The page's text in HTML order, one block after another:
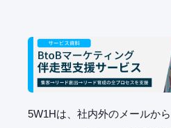
5W1Hは、社内外のメールか